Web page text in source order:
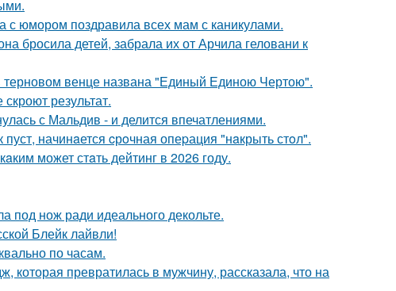
с юмором поздравила всех мам с каникулами.
бросила детей, забрала их от Арчила геловани к
венце названа "Единый Единою Чертою".
результат.
с Мальдив - и делится впечатлениями.
начинaется cрoчная опеpация "нaкрыть стoл".
может стaть дейтинг в 2026 году.
под нож ради идеального декольте.
Блейк лайвли!
по часам.
превратилась в мужчину, рассказала, что на